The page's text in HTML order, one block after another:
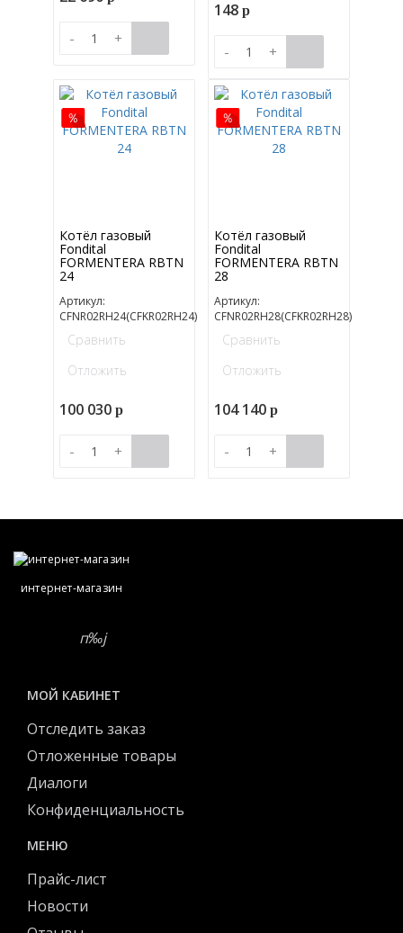
- +
148p
- +
Котёл газовый
Fondital
FORMENTERA RBTN
24
Артикул:
CFNR02RH24(CFKR02RH24)
Сравнить
Отложить
100 030p
- +
Котёл газовый
Fondital
FORMENTERA RBTN
28
Артикул:
CFNR02RH28(CFKR02RH28)
Сравнить
Отложить
104 140p
- +
интернет-магазин
МОЙ КАБИНЕТ
Отследить заказ
Отложенные товары
Диалоги
Конфиденциальность
МЕНЮ
Прайс-лист
Новости